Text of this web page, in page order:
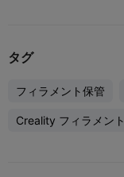
タグ
フィラメント保管
Creality フィラメント